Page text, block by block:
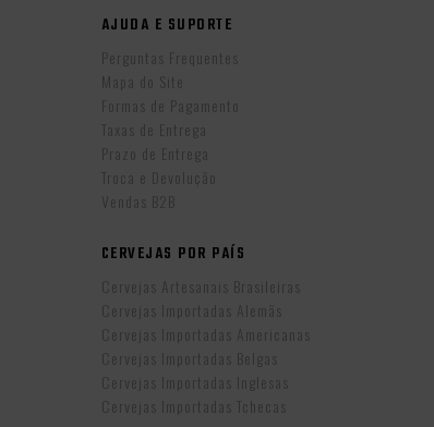
AJUDA E SUPORTE
Perguntas Frequentes
Mapa do Site
Formas de Pagamento
Taxas de Entrega
Prazo de Entrega
Troca e Devolução
Vendas B2B
CERVEJAS POR PAÍS
Cervejas Artesanais Brasileiras
Cervejas Importadas Alemãs
Cervejas Importadas Americanas
Cervejas Importadas Belgas
Cervejas Importadas Inglesas
Cervejas Importadas Tchecas